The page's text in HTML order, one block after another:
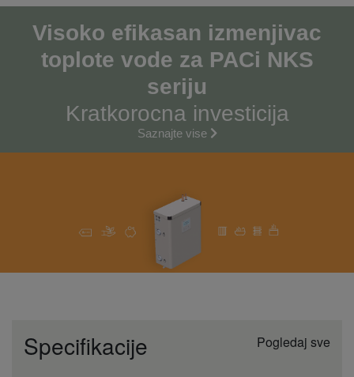
Visoko efikasan izmenjivac
toplote vode za PACi NKS
seriјu
Kratkorocna investiciјa
Saznaјte vise
Specifikacije Pogledaj sve